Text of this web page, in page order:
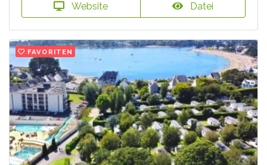
Website Datei
FAVORITEN